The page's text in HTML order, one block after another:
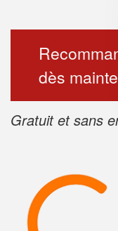
dès
Gratuit et sans